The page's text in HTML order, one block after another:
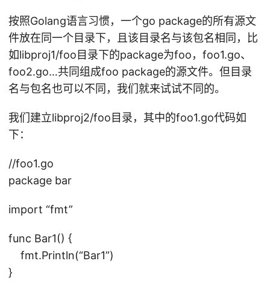
n.
go
:4:
8:
ca
no
t
n
d
ck
e
m
h0
00
0g
n/
T
/g
o-
b
ui
ld
77
34
40
6
ap
p1
/a
p
p1
/
U
rs
y/
.B
/g
4/
p
st
/s
rc
/a
p
-I
按照Golang语言习惯，一个go package的所有源文
件放在同一个目录下，且该目录名与该包名相同，比
如libproj1/foo目录下的package为foo，foo1.go、
foo2.go…共同组成foo package的源文件。但目录
名与包名也可以不同，我们就来试试不同的。
我们建立libproj2/foo目录，其中的foo1.go代码如
下：
//foo1.go
package bar
import “fmt”
func Bar1() {
fmt.Println(“Bar1”)
}